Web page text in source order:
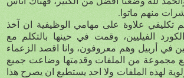
منهم ماتوا.
تكليفي علاوة على مهامي الوظيفية ان آخذ
الفيليين، وقمت في حينها بالتكلم مع
في أربيل وهم معروفون، وانا اقصد الزعماء
مجموعة من الملفات وقدمتها وضاعت جميع
لهذه الملفات ولا احد يستطيع ان يصرح هذا